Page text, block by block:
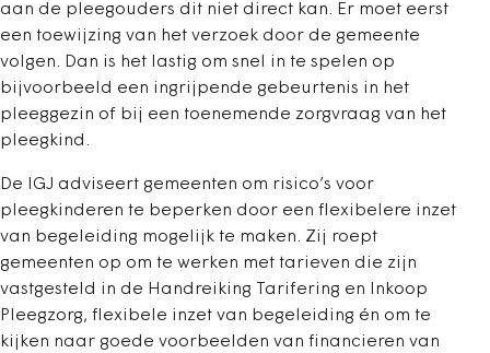
aan de pleegouders dit niet direct kan. Er moet eerst
een toewijzing van het verzoek door de gemeente
volgen. Dan is het lastig om snel in te spelen op
bijvoorbeeld een ingrijpende gebeurtenis in het
pleeggezin of bij een toenemende zorgvraag van het
pleegkind.
De IGJ adviseert gemeenten om risico’s voor
pleegkinderen te beperken door een flexibelere inzet
van begeleiding mogelijk te maken. Zij roept
gemeenten op om te werken met tarieven die zijn
vastgesteld in de Handreiking Tarifering en Inkoop
Pleegzorg, flexibele inzet van begeleiding én om te
kijken naar goede voorbeelden van financieren van